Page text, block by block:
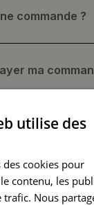
commande ?
ma
traitement de la
sont-
utilise des
cookies pour
contenu, les
trafic. Nous